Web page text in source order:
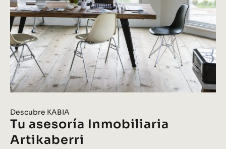
Descubre KABIA
Tu asesoría Inmobiliaria
Artikaberri